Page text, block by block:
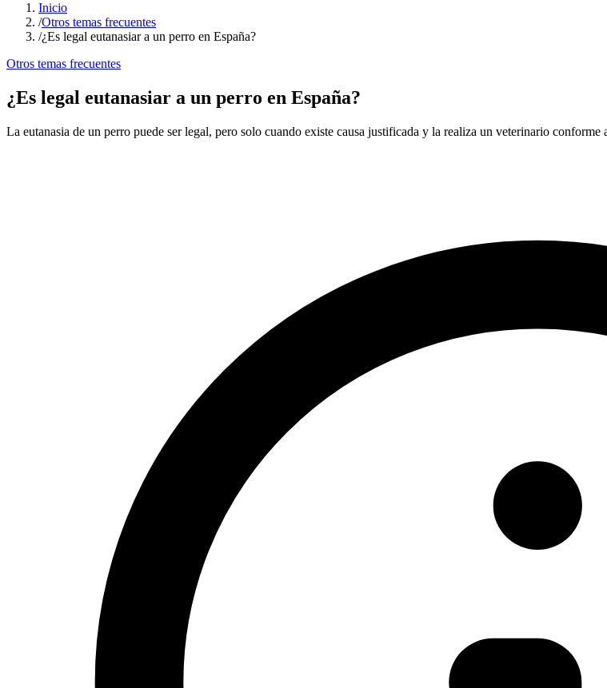
Inicio
/Otros temas frecuentes
/¿Es legal eutanasiar a un perro en España?
Otros temas frecuentes
¿Es legal eutanasiar a un perro en España?
La eutanasia de un perro puede ser legal, pero solo cuando existe causa justificada y la realiza un veterinario conforme